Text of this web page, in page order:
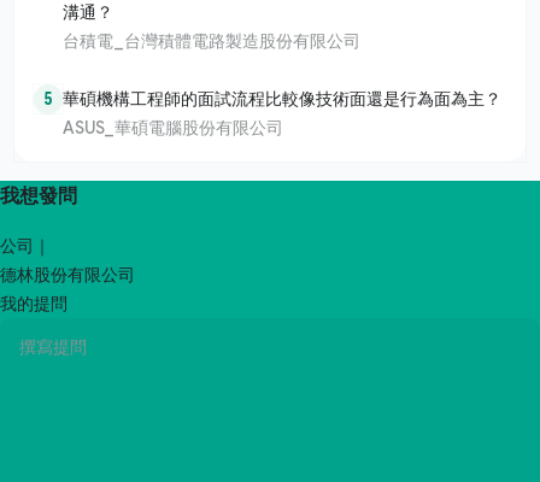
溝通？
台積電_台灣積體電路製造股份有限公司
5 華碩機構工程師的面試流程比較像技術面還是行為面為主？
ASUS_華碩電腦股份有限公司
我想發問
公司｜
德林股份有限公司
我的提問